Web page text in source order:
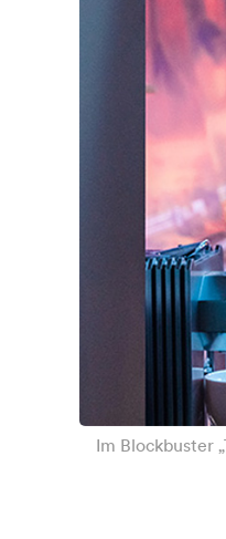
Im Blockbuster